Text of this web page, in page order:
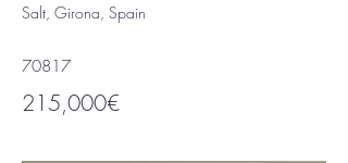
Salt, Girona, Spain
70817
215,000€